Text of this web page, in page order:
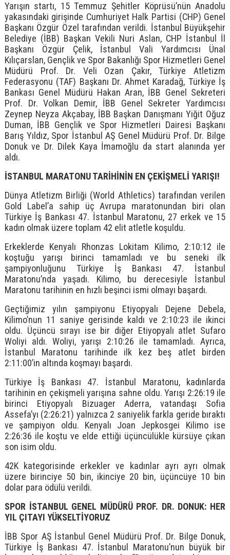
Yarışın startı, 15 Temmuz Şehitler Köprüsü’nün Anadolu
yakasındaki girişinde Cumhuriyet Halk Partisi (CHP) Genel
Başkanı Özgür Özel tarafından verildi. İstanbul Büyükşehir
Belediye (İBB) Başkan Vekili Nuri Aslan, CHP İstanbul İl
Başkanı Özgür Çelik, İstanbul Vali Yardımcısı Ünal
Kılıçarslan, Gençlik ve Spor Bakanlığı Spor Hizmetleri Genel
Müdürü Prof. Dr. Veli Ozan Çakır, Türkiye Atletizm
Federasyonu (TAF) Başkanı Dr. Ahmet Karadağ, Türkiye İş
Bankası Genel Müdürü Hakan Aran, İBB Genel Sekreteri
Prof. Dr. Volkan Demir, İBB Genel Sekreter Yardımcısı
Zeynep Neyza Akçabay, İBB Başkan Danışmanı Yiğit Oğuz
Duman, İBB Gençlik ve Spor Hizmetleri Dairesi Başkanı
Barış Yıldız, Spor İstanbul AŞ Genel Müdürü Prof. Dr. Bilge
Donuk ve Dr. Dilek Kaya İmamoğlu da start alanında yer
aldı.
İSTANBUL MARATONU TARİHİNİN EN ÇEKİŞMELİ YARIŞI!
Dünya Atletizm Birliği (World Athletics) tarafından verilen
Gold Label’a sahip üç Avrupa maratonundan biri olan
Türkiye İş Bankası 47. İstanbul Maratonu, 27 erkek ve 15
kadın olmak üzere toplam 42 elit atletle koşuldu.
Erkeklerde Kenyalı Rhonzas Lokitam Kilimo, 2:10:12 ile
koştuğu yarışı birinci tamamladı ve bu seneki ilk
şampiyonluğunu Türkiye İş Bankası 47. İstanbul
Maratonu’nda yaşadı. Kilimo, bu derecesiyle İstanbul
Maratonu tarihinin en hızlı beşinci ismi olmayı başardı.
Geçtiğimiz yılın şampiyonu Etiyopyalı Dejene Debela,
Kilimo’nun 11 saniye gerisinde kaldı ve 2:10:23 ile ikinci
oldu. Üçüncü sırayı ise bir diğer Etiyopyalı atlet Sufaro
Woliyi aldı. Woliyi, yarışı 2:10:26 ile tamamladı. Ayrıca,
İstanbul Maratonu tarihinde ilk kez beş atlet birden
2:11:00’in altında koşmayı başardı.
Türkiye İş Bankası 47. İstanbul Maratonu, kadınlarda
tarihinin en çekişmeli yarışına sahne oldu. Yarışı 2:26:19 ile
birinci Etiyopyalı Bizuager Aderra, vatandaşı Sofia
Assefa’yı (2:26:21) yalnızca 2 saniyelik farkla geride bıraktı
ve şampiyon oldu. Kenyalı Joan Jepkosgei Kilimo ise
2:26:36 ile koştu ve elde ettiği üçüncülükle kürsüye çıkan
son isim oldu.
42K kategorisinde erkekler ve kadınlar ayrı ayrı olmak
üzere birinciye 50 bin, ikinciye 20 bin, üçüncüye 10 bin
dolar para ödülü verildi.
SPOR İSTANBUL GENEL MÜDÜRÜ PROF. DR. DONUK: HER
YIL ÇITAYI YÜKSELTİYORUZ
İBB Spor AŞ İstanbul Genel Müdürü Prof. Dr. Bilge Donuk,
Türkiye İş Bankası 47. İstanbul Maratonu’nun büyük bir